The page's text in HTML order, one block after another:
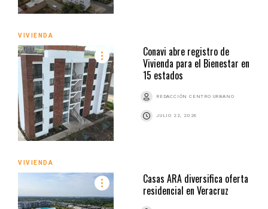
VIVIENDA
Conavi abre registro de
Vivienda para el Bienestar en
15 estados
REDACCIÓN CENTRO URBANO
JULIO 22, 2026
VIVIENDA
Casas ARA diversifica oferta
residencial en Veracruz